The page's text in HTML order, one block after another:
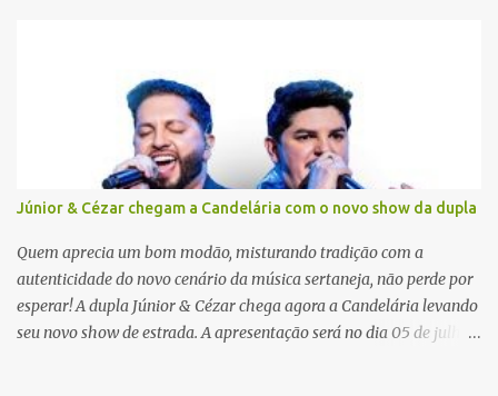
Júnior & Cézar chegam a Candelária com o novo show da dupla
Quem aprecia um bom modão, misturando tradição com a
autenticidade do novo cenário da música sertaneja, não perde por
esperar! A dupla Júnior & Cézar chega agora a Candelária levando
seu novo show de estrada. A apresentação será no dia 05 de julho